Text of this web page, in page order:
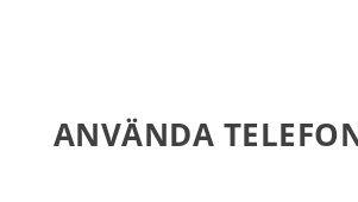
ANVÄNDA